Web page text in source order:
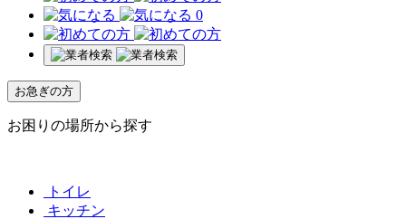
0
お急ぎの方
お困りの場所から探す
トイレ
キッチン